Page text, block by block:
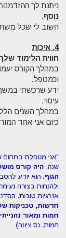
ניתנת לך
נוסף.
חשוב לי שכל
4. איכות
חווית הלימוד
במהלך הקורס
וכמטפל.
עיסוי.
במהלך השנים
כיום אני אחד
שנה. היה קורס
הגוף. הוא יודע
ולהנחות בצורה
אנרגיות טובות.
חדשות, טכניקות
חמות ומאוד
חמות, נס ציונה)